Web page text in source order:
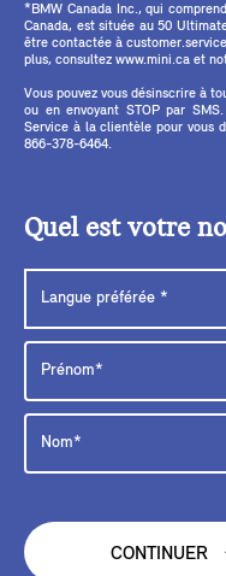
*BMW Canada Inc., qui
Canada, est située au 50
être contactée à
plus, consultez www.mini.ca et
Vous pouvez vous désinscrire à
ou en envoyant STOP par
Service à la clientèle pour vous
866-378-6464.
Quel est votre
CONTINUER